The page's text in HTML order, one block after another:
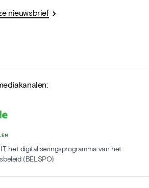
nieuwsbrief
het digitaliseringsprogramma van het
(BELSPO)